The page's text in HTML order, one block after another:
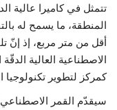
تتمثل في كاميرا عالية
المنطقة، ما يسمح له
أقل من متر مربع، إذ إنّ
الاصطناعية العالية
كمركز لتطوير تكنولوجيا
سيقدّم القمر